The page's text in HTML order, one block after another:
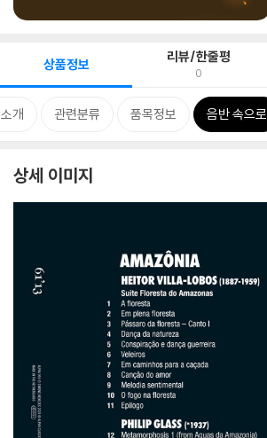
상품정보 리뷰/한줄평
0
개 관련분류 품목정보 음반 속으로
상세 이미지